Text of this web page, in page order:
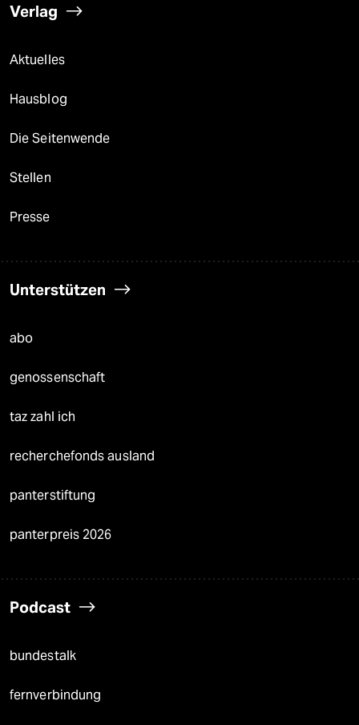
Verlag
Aktuelles
Hausblog
Die Seitenwende
Stellen
Presse
Unterstützen
abo
genossenschaft
taz zahl ich
recherchefonds ausland
panterstiftung
panterpreis 2026
Podcast
bundestalk
fernverbindung